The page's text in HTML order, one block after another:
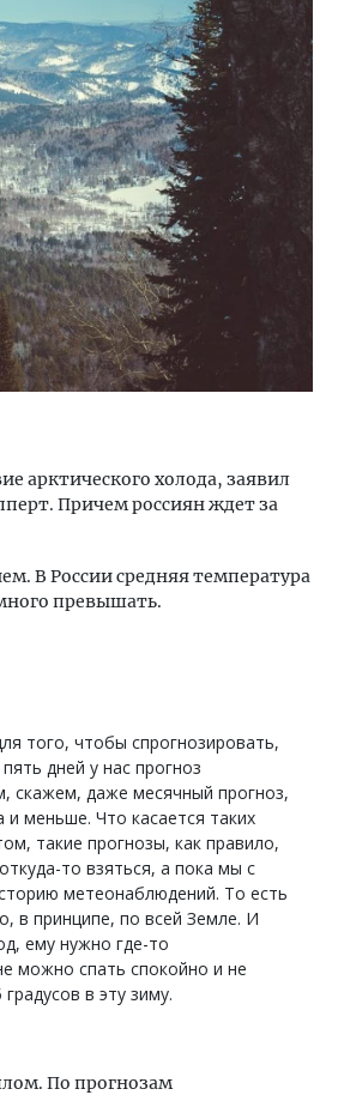
арктического холода, заявил
Причем россиян ждет за
В России средняя температура
превышать.
того, чтобы спрогнозировать,
дней у нас прогноз
скажем, даже месячный прогноз,
меньше. Что касается таких
такие прогнозы, как правило,
то взяться, а пока мы с
метеонаблюдений. То есть
в принципе, по всей Земле. И
ему нужно где-то
можно спать спокойно и не
в эту зиму.
По прогнозам
Смелость архитектурных
Генеральный директор
ЗИАС — об эстетике
трендах в фасадах и
СТРОИТЕЛЬСТВО